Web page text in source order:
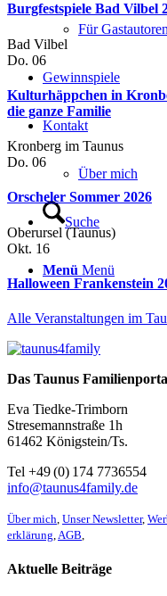
Für Gastautoren
Gewinnspiele
Kontakt
Über mich
Suche
Menü Menü
Burgfestspiele Bad Vilbel
Bad Vilbel
Do. 06
Kulturhäppchen in
die ganze Familie
Kronberg im Taunus
Do. 06
Orscheler Sommer 2026
Oberursel (Taunus)
Okt. 16
Halloween Frankenstein
Alle Veranstaltungen im
Das Taunus
Eva Tiedke-Trimborn
Stresemannstraße 1h
61462 Königstein/Ts.
Tel +49 (0) 174 7736554
info@taunus4family.de
Über mich, Unser Newsletter,
erklärung,AGB,
Aktuelle Beiträge